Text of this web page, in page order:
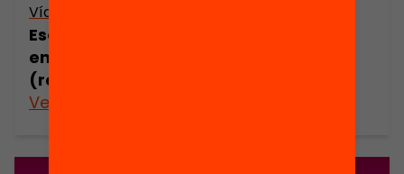
Vídeo
Escoles que fan xarxa: com impacten
en els aprenentatges de l’alumnat?
(resum)
Veure’n més